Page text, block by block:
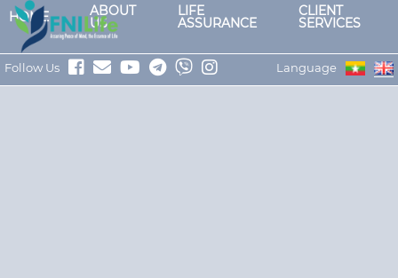
Language
Follow Us
HOME ABOUT
US
LIFE
ASSURANCE
CLIENT
SERVICES